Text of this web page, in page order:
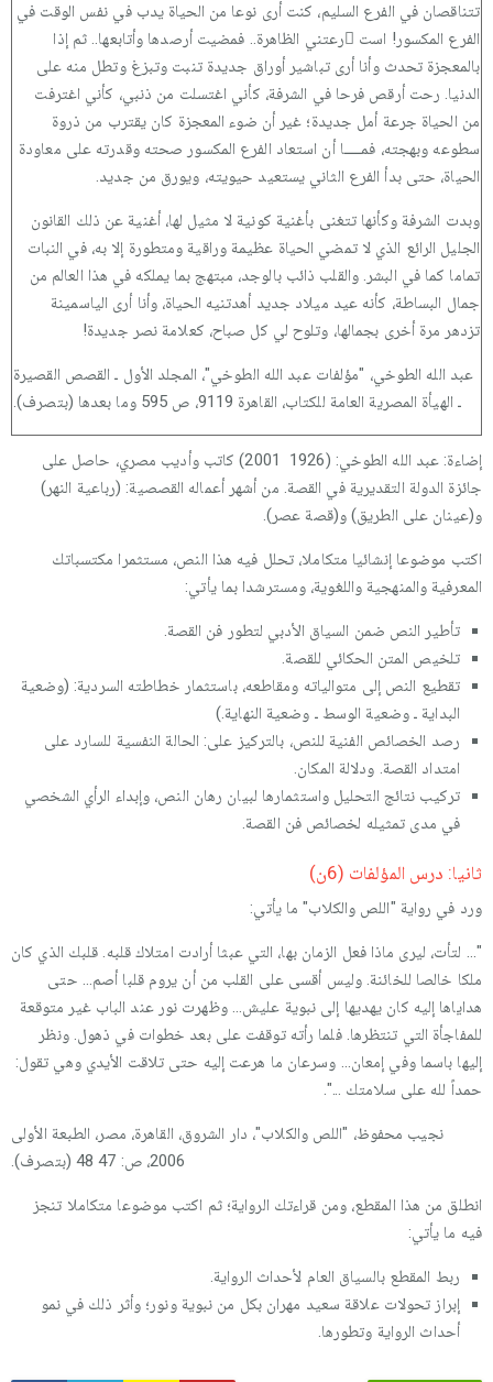
تتناقصان في الفرع السليم، كنت أرى نوعا من الحياة يدب في نفس الوقت في
الفرع المكسور! است ْرعتني الظاهرة.. فمضيت أرصدها وأتابعها.. ثم إذا
بالمعجزة تحدث وأنا أرى تباشير أوراق جديدة تنبت وتبزغ وتطل منه على
الدنيا. رحت أرقص فرحا في الشرفة، كأني اغتسلت من ذنبي، كأني اغترفت
من الحياة جرعة أمل جديدة؛ غير أن ضوء المعجزة كان يقترب من ذروة
سطوعه وبهجته، فمـــــا أن استعاد الفرع المكسور صحته وقدرته على معاودة
الحياة، حتى بدأ الفرع الثاني يستعيد حيويته، ويورق من جديد.
وبدت الشرفة وكأنها تتغنى بأغنية كونية لا مثيل لها، أغنية عن ذلك القانون
الجليل الرائع الذي لا تمضي الحياة عظيمة وراقية ومتطورة إلا به، في النبات
تماما كما في البشر. والقلب ذائب بالوجد، مبتهج بما يملكه في هذا العالم من
جمال البساطة، كأنه عيد ميلاد جديد أهدتنيه الحياة، وأنا أرى الياسمينة
تزدهر مرة أخرى بجمالها، وتلوح لي كل صباح، كعلامة نصر جديدة!
عبد الله الطوخي، "مؤلفات عبد الله الطوخي"، المجلد الأول ـ القصص القصيرة
ـ الهيأة المصرية العامة للكتاب، القاهرة 9119، ص 595 وما بعدها (بتصرف).
إضاءة: عبد الله الطوخي: (1926 2001) كاتب وأديب مصري، حاصل على
جائزة الدولة التقديرية في القصة. من أشهر أعماله القصصية: (رباعية النهر)
و(عينان على الطريق) و(قصة عصر).
اكتب موضوعا إنشائيا متكاملا، تحلل فيه هذا النص، مستثمرا مكتسباتك
المعرفية والمنهجية واللغوية، ومسترشدا بما يأتي:
تأطير النص ضمن السياق الأدبي لتطور فن القصة.
تلخيص المتن الحكائي للقصة.
تقطيع النص إلى متوالياته ومقاطعه، باستثمار خطاطته السردية: (وضعية
البداية ـ وضعية الوسط ـ وضعية النهاية.)
رصد الخصائص الفنية للنص، بالتركيز على: الحالة النفسية للسارد على
امتداد القصة. ودلالة المكان.
تركيب نتائج التحليل واستثمارها لبيان رهان النص، وإبداء الرأي الشخصي
في مدى تمثيله لخصائص فن القصة.
ثانيا: درس المؤلفات (6ن)
ورد في رواية "اللص والكلاب" ما يأتي:
"... لتأت، ليرى ماذا فعل الزمان بها، التي عبثا أرادت امتلاك قلبه. قلبك الذي كان
ملكا خالصا للخائنة. وليس أقسى على القلب من أن يروم قلبا أصم... حتى
هداياها إليه كان يهديها إلى نبوية عليش... وظهرت نور عند الباب غير متوقعة
للمفاجأة التي تنتظرها. فلما رأته توقفت على بعد خطوات في ذهول. ونظر
إليها باسما وفي إمعان... وسرعان ما هرعت إليه حتى تلاقت الأيدي وهي تقول:
حمداً لله على سلامتك ...".
نجيب محفوظ، "اللص والكلاب"، دار الشروق، القاهرة، مصر، الطبعة الأولى
2006، ص: 47 48 (بتصرف).
انطلق من هذا المقطع، ومن قراءتك الرواية؛ ثم اكتب موضوعا متكاملا تنجز
فيه ما يأتي:
ربط المقطع بالسياق العام لأحداث الرواية.
إبراز تحولات علاقة سعيد مهران بكل من نبوية ونور؛ وأثر ذلك في نمو
أحداث الرواية وتطورها.